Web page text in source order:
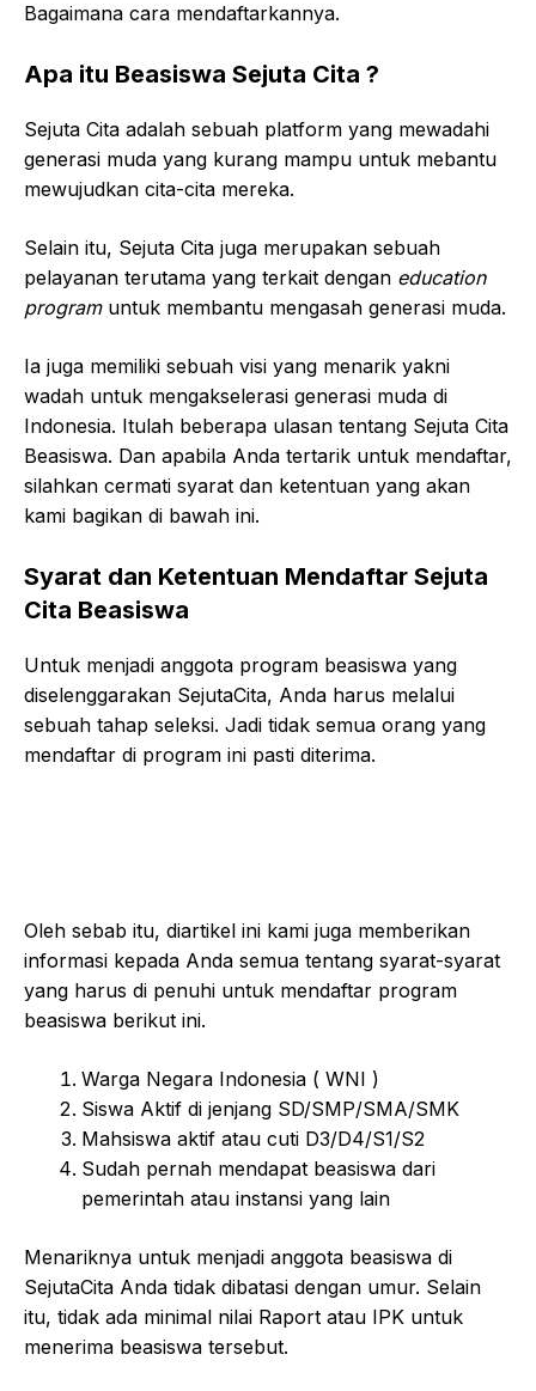
Bagaimana cara mendaftarkannya.
Apa itu Beasiswa Sejuta Cita ?
Sejuta Cita adalah sebuah platform yang mewadahi
generasi muda yang kurang mampu untuk mebantu
mewujudkan cita-cita mereka.
Selain itu, Sejuta Cita juga merupakan sebuah
pelayanan terutama yang terkait dengan education
program untuk membantu mengasah generasi muda.
Ia juga memiliki sebuah visi yang menarik yakni
wadah untuk mengakselerasi generasi muda di
Indonesia. Itulah beberapa ulasan tentang Sejuta Cita
Beasiswa. Dan apabila Anda tertarik untuk mendaftar,
silahkan cermati syarat dan ketentuan yang akan
kami bagikan di bawah ini.
Syarat dan Ketentuan Mendaftar Sejuta
Cita Beasiswa
Untuk menjadi anggota program beasiswa yang
diselenggarakan SejutaCita, Anda harus melalui
sebuah tahap seleksi. Jadi tidak semua orang yang
mendaftar di program ini pasti diterima.
Oleh sebab itu, diartikel ini kami juga memberikan
informasi kepada Anda semua tentang syarat-syarat
yang harus di penuhi untuk mendaftar program
beasiswa berikut ini.
Warga Negara Indonesia ( WNI )
Siswa Aktif di jenjang SD/SMP/SMA/SMK
Mahsiswa aktif atau cuti D3/D4/S1/S2
Sudah pernah mendapat beasiswa dari
pemerintah atau instansi yang lain
Menariknya untuk menjadi anggota beasiswa di
SejutaCita Anda tidak dibatasi dengan umur. Selain
itu, tidak ada minimal nilai Raport atau IPK untuk
menerima beasiswa tersebut.